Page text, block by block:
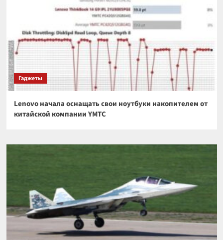
Гаджеты
Lenovo начала оснащать свои ноутбуки накопителем от
китайской компании YMTC